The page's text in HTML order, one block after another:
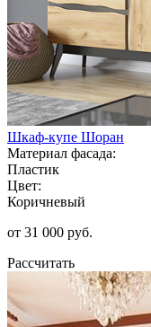
Шкаф-купе Шоран
Материал фасада:
Пластик
Цвет:
Коричневый
от 31 000 руб.
Рассчитать